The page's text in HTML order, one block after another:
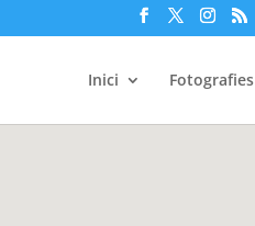
Inici Fotografies